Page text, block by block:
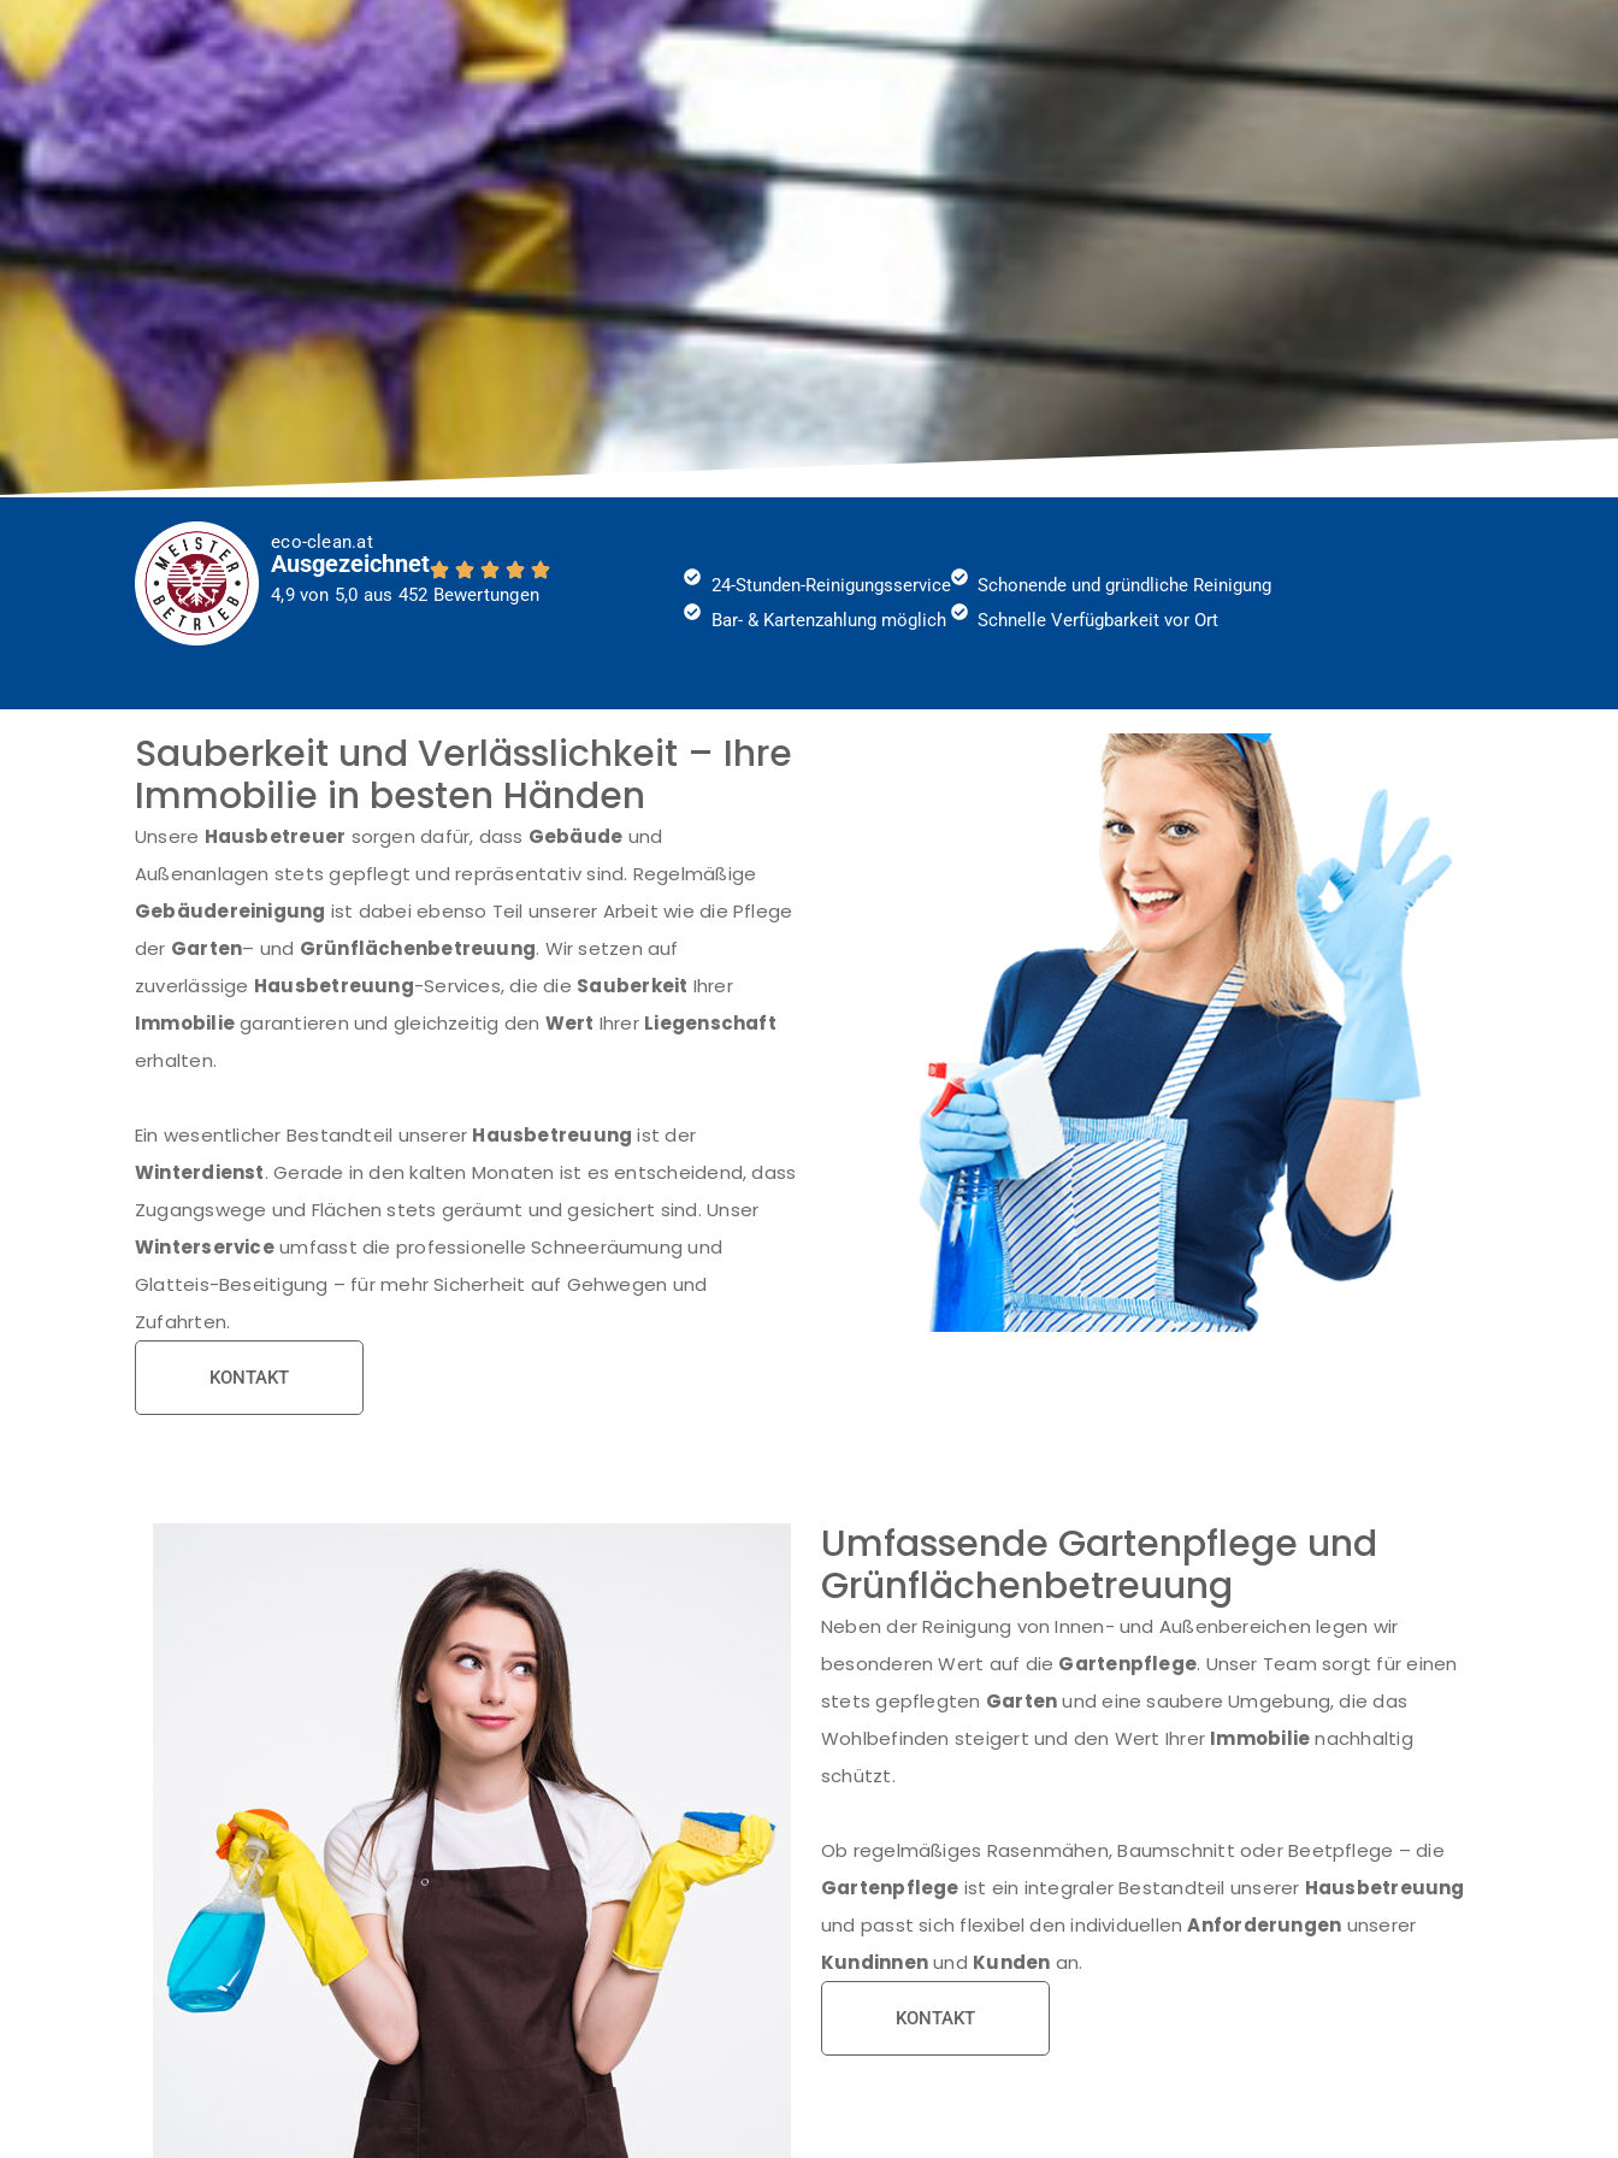
eco-clean.at
Ausgezeichnet
4,9 von 5,0 aus 452 Bewertungen
24-Stunden-Reinigungsservice
Bar- & Kartenzahlung möglich
Schonende und gründliche Reinigung
Schnelle Verfügbarkeit vor Ort
Sauberkeit und Verlässlichkeit – Ihre
Immobilie in besten Händen
Unsere Hausbetreuer sorgen dafür, dass Gebäude und
Außenanlagen stets gepflegt und repräsentativ sind. Regelmäßige
Gebäudereinigung ist dabei ebenso Teil unserer Arbeit wie die Pflege
der Garten– und Grünflächenbetreuung. Wir setzen auf
zuverlässige Hausbetreuung-Services, die die Sauberkeit Ihrer
Immobiliegarantieren und gleichzeitig den Wert Ihrer Liegenschaft
erhalten.
Ein wesentlicher Bestandteil unserer Hausbetreuung ist der
Winterdienst. Gerade in den kalten Monaten ist es entscheidend, dass
Zugangswege und Flächen stets geräumt und gesichert sind. Unser
Winterserviceumfasst die professionelle Schneeräumung und
Glatteis-Beseitigung – für mehr Sicherheit auf Gehwegen und
Zufahrten.
KONTAKT
Umfassende Gartenpflege und
Grünflächenbetreuung
Neben der Reinigung von Innen- und Außenbereichen legen wir
besonderen Wert auf die Gartenpflege. Unser Team sorgt für einen
stets gepflegten Gartenund eine saubere Umgebung, die das
Wohlbefinden steigert und den Wert Ihrer Immobilienachhaltig
schützt.
Ob regelmäßiges Rasenmähen, Baumschnitt oder Beetpflege – die
Gartenpflege ist ein integraler Bestandteil unserer Hausbetreuung
und passt sich flexibel den individuellenAnforderungen unserer
Kundinnenund Kunden an.
KONTAKT